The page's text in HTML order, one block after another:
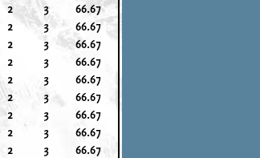
2 3
66.67
2 3
66.67
2 3
66.67
2 3
66.67
2 3
66.67
2 3
66.67
2 3
66.67
2 3
66.67
2 3
66.67